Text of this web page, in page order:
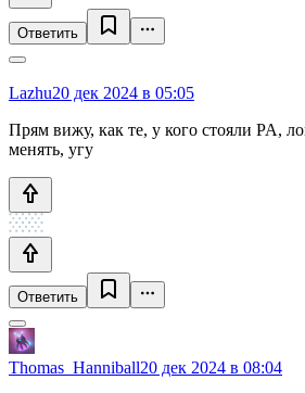
Ответить
Lazhu20 дек 2024 в 05:05
Прям вижу, как те, у кого стояли PA,
менять, угу
Ответить
Thomas_Hanniball20 дек 2024 в 08:04